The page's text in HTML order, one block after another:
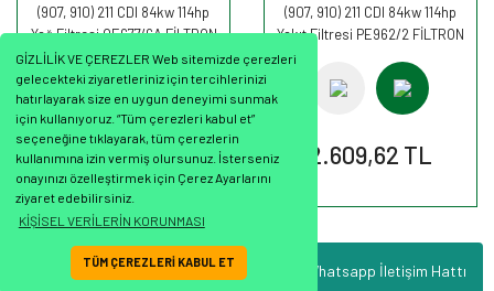
GİZLİLİK VE ÇEREZLER Web sitemizde çerezleri
gelecekteki ziyaretleriniz için tercihlerinizi
hatırlayarak size en uygun deneyimi sunmak
için kullanıyoruz. “Tüm çerezleri kabul et”
seçeneğine tıklayarak, tüm çerezlerin
kullanımına izin vermiş olursunuz. İsterseniz
onayınızı özelleştirmek için Çerez Ayarlarını
ziyaret edebilirsiniz.
KİŞİSEL VERİLERİN KORUNMASI
TÜM ÇEREZLERİ KABUL ET Whatsapp İletişim Hattı
(907, 910) 211 CDI 84kw 114hp
Yağ Filtresi OE677/6A FİLTRON
916,10 TL
(907, 910) 211 CDI 84kw 114hp
Yakıt Filtresi PE962/2 FİLTRON
2.609,62 TL